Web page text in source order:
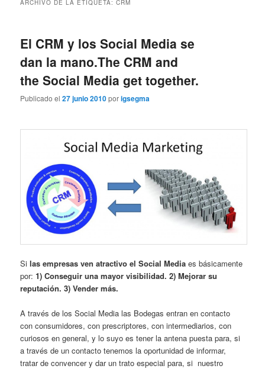
ARCHIVO DE LA ETIQUETA:CRM
El CRM y los Social Media se
dan la mano.The CRM and
the Social Media get together.
Publicado el27 junio 2010porigsegma
Si las empresas ven atractivo el Social Media es básicamente
por:1) Conseguir una mayor visibilidad. 2) Mejorar su
reputación. 3) Vender más.
A través de los Social Media las Bodegas entran en contacto
con consumidores, con prescriptores, con intermediarios, con
curiosos en general, y lo suyo es tener la antena puesta para, si
a través de un contacto tenemos la oportunidad de informar,
tratar de convencer y dar un trato especial para, si nuestro